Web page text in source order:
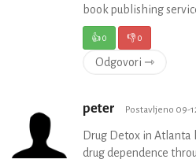
book publishing
👍0 👎0
Odgovori ⇾
peter Postavljeno 09-
Drug Detox in
drug dependence